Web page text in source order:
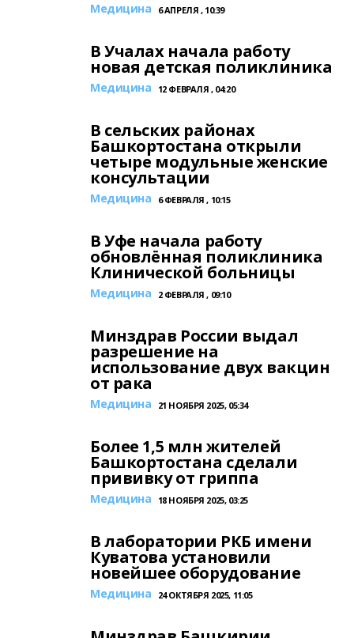
Медицина 6 АПРЕЛЯ , 10:39
В Учалах начала работу
новая детская поликлиника
Медицина 12 ФЕВРАЛЯ , 04:20
В сельских районах
Башкортостана открыли
четыре модульные женские
консультации
Медицина 6 ФЕВРАЛЯ , 10:15
В Уфе начала работу
обновлённая поликлиника
Клинической больницы
Медицина 2 ФЕВРАЛЯ , 09:10
Минздрав России выдал
разрешение на
использование двух вакцин
от рака
Медицина 21 НОЯБРЯ 2025, 05:34
Более 1,5 млн жителей
Башкортостана сделали
прививку от гриппа
Медицина 18 НОЯБРЯ 2025, 03:25
В лаборатории РКБ имени
Куватова установили
новейшее оборудование
Медицина 24 ОКТЯБРЯ 2025, 11:05